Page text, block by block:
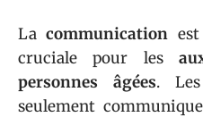
Lacommunication
cruciale pour les
personnes âgées.
seulement